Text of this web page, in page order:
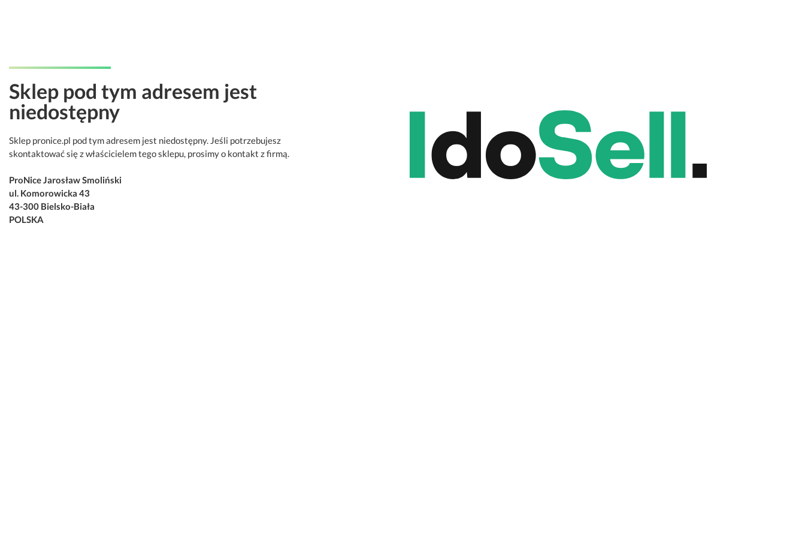
Sklep pod tym adresem jest
niedostępny
Sklep pronice.pl pod tym adresem jest niedostępny. Jeśli potrzebujesz
skontaktować się z właścicielem tego sklepu, prosimy o kontakt z firmą.
ProNice Jarosław Smoliński
ul. Komorowicka 43
43-300 Bielsko-Biała
POLSKA